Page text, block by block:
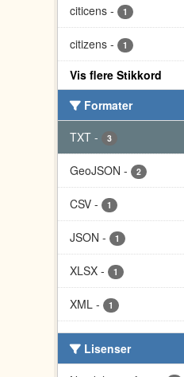
citicens - 1
citizens - 1
Vis flere Stikkord
Formater
TXT - 3
GeoJSON - 2
CSV - 1
JSON - 1
XLSX - 1
XML - 1
Lisenser